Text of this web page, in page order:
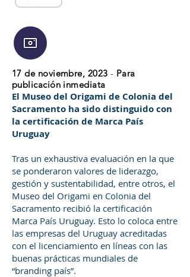
17 de noviembre, 2023 - Para
publicación inmediata
El Museo del Origami de Colonia del
Sacramento ha sido distinguido con
la certificación de Marca País
Uruguay
Tras un exhaustiva evaluación en la que
se ponderaron valores de liderazgo,
gestión y sustentabilidad, entre otros, el
Museo del Origami en Colonia del
Sacramento recibió la certificación
Marca País Uruguay. Esto lo coloca entre
las empresas del Uruguay acreditadas
con el licenciamiento en líneas con las
buenas prácticas mundiales de
“branding país”.